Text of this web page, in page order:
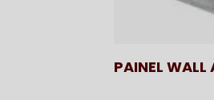
PAINEL WALL